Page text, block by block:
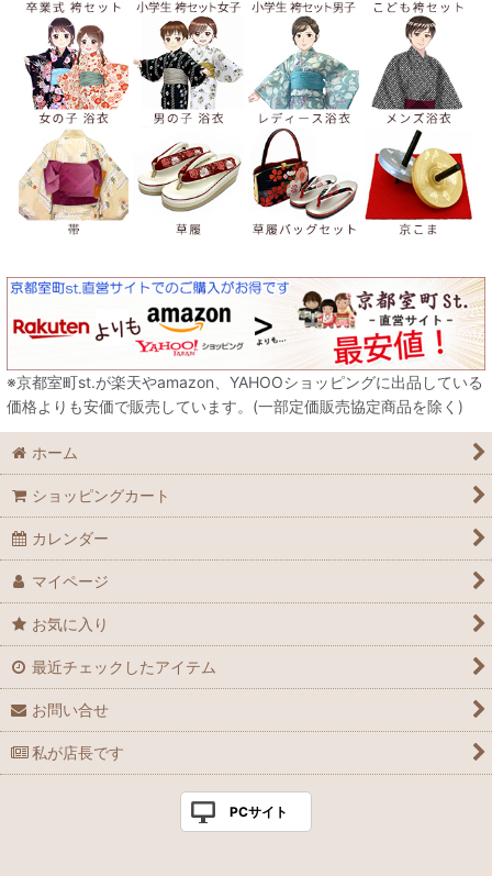
※京都室町st.が楽天やamazon、YAHOOショッピングに出品している
価格よりも安価で販売しています。(一部定価販売協定商品を除く)
ホーム
ショッピングカート
カレンダー
マイページ
お気に入り
最近チェックしたアイテム
お問い合せ
私が店長です
PCサイト